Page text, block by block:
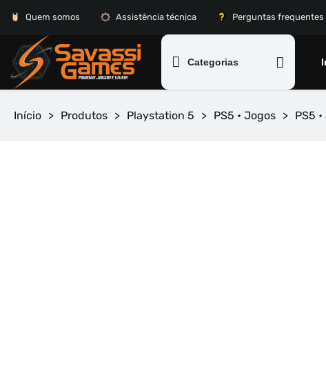
Quem somos Assistência técnica Perguntas frequentes
Categorias
Início > Produtos > Playstation 5 > PS5 • Jogos > PS5